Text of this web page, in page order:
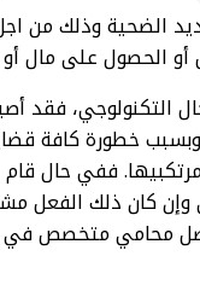
الضحية وذلك من
أو الحصول على مال
التكنولوجي، فقد
خطورة كافة
ففي حال
كان ذلك الفعل
محامي متخصص في